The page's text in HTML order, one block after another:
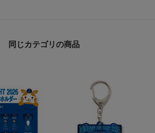
同じカテゴリの商品